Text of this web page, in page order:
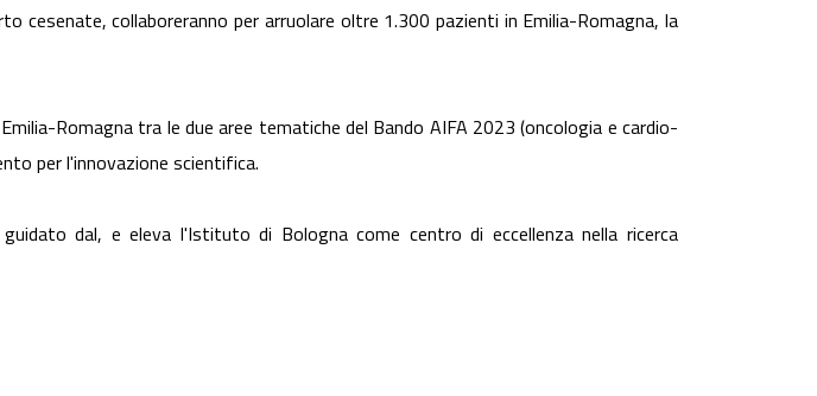
cesenate, collaboreranno per arruolare oltre 1.300 pazienti in Emilia-Romagna, la
Romagna tra le due aree tematiche del Bando AIFA 2023 (oncologia e cardio-
per l'innovazione scientifica.
dal, e eleva l'Istituto di Bologna come centro di eccellenza nella ricerca